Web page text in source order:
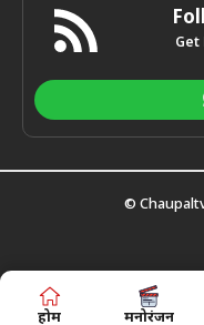
Get
©
होम मनोरंजन